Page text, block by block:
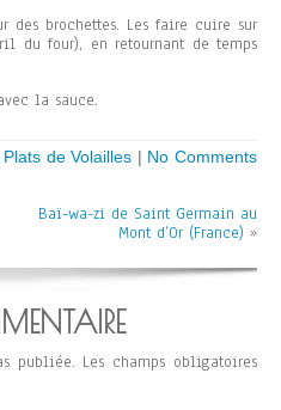
des brochettes. Les faire cuire sur
du four), en retournant de temps
la sauce.
de Volailles | No Comments
Baï-wa-zi de Saint Germain au
Mont d’Or (France) »
publiée. Les champs obligatoires